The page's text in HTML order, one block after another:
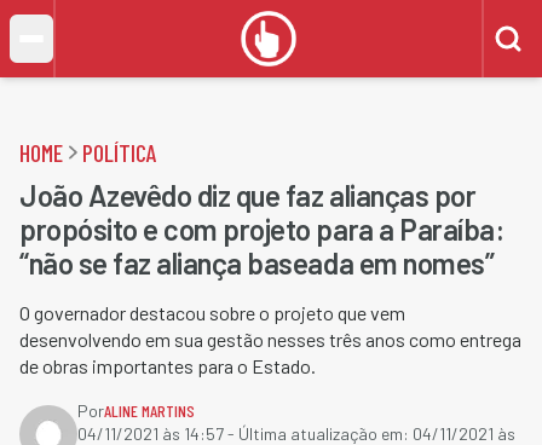
HOME POLÍTICA
João Azevêdo diz que faz alianças por
propósito e com projeto para a Paraíba:
“não se faz aliança baseada em nomes”
O governador destacou sobre o projeto que vem
desenvolvendo em sua gestão nesses três anos como entrega
de obras importantes para o Estado.
PorALINE MARTINS
04/11/2021 às 14:57- Última atualização em: 04/11/2021 às